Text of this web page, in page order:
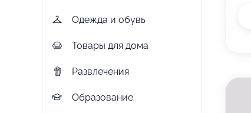
Одежда и обувь
Товары для дома
Развлечения
Образование